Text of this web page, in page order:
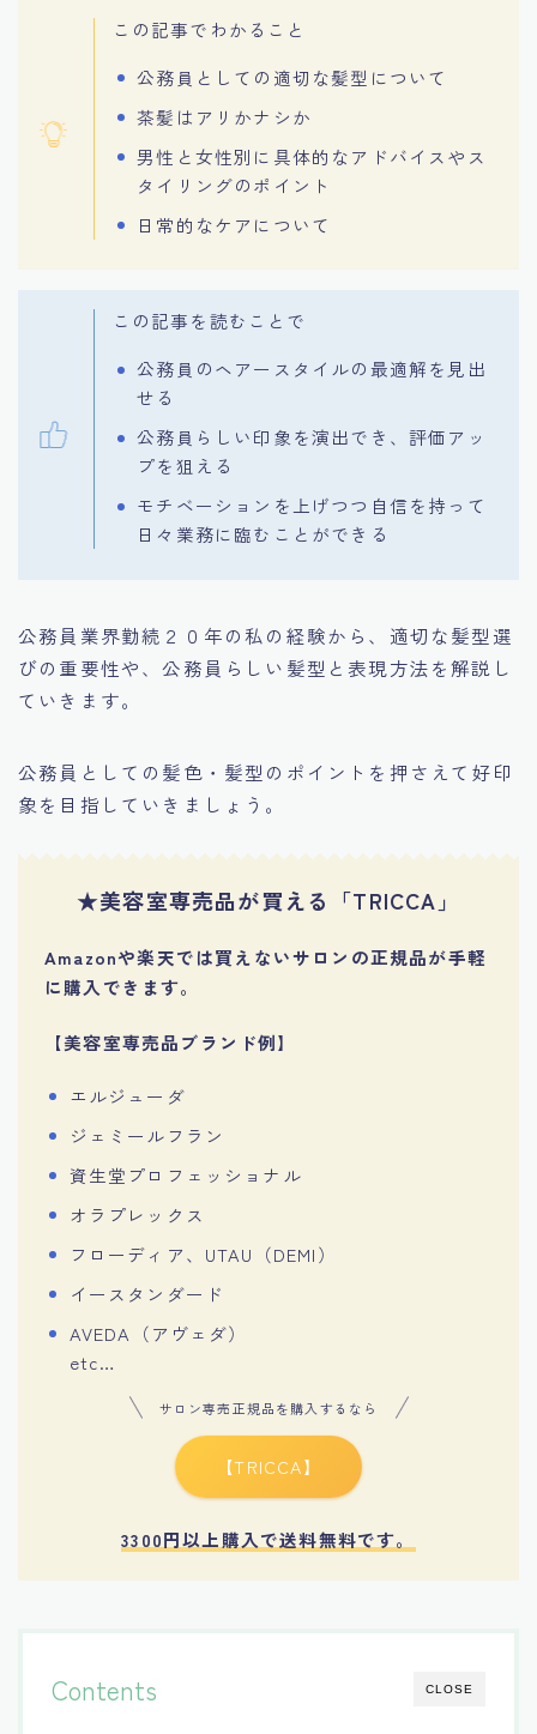
この記事でわかること
公務員としての適切な髪型について
茶髪はアリかナシか
男性と女性別に具体的なアドバイスやス
タイリングのポイント
日常的なケアについて
この記事を読むことで
公務員のヘアースタイルの最適解を見出
せる
公務員らしい印象を演出でき、評価アッ
プを狙える
モチベーションを上げつつ自信を持って
日々業務に臨むことができる
公務員業界勤続２０年の私の経験から、適切な髪型選
びの重要性や、公務員らしい髪型と表現方法を解説し
ていきます。
公務員としての髪色・髪型のポイントを押さえて好印
象を目指していきましょう。
★美容室専売品が買える「TRICCA」
Amazonや楽天では買えないサロンの正規品が手軽
に購入できます。
【美容室専売品ブランド例】
エルジューダ
ジェミールフラン
資生堂プロフェッショナル
オラプレックス
フローディア、UTAU（DEMI）
イースタンダード
AVEDA（アヴェダ）
etc…
サロン専売正規品を購入するなら
【TRICCA】
3300円以上購入で送料無料です。
CLOSE
Contents